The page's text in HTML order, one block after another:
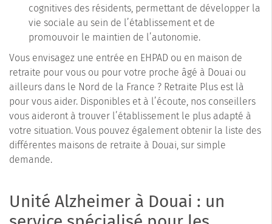
cognitives des résidents, permettant de développer la
vie sociale au sein de l’établissement et de
promouvoir le maintien de l’autonomie.
Vous envisagez une entrée en EHPAD ou en maison de
retraite pour vous ou pour votre proche âgé à Douai ou
ailleurs dans le Nord de la France ? Retraite Plus est là
pour vous aider. Disponibles et à l’écoute, nos conseillers
vous aideront à trouver l’établissement le plus adapté à
votre situation. Vous pouvez également obtenir la liste des
différentes maisons de retraite à Douai, sur simple
demande.
Unité Alzheimer à Douai : un